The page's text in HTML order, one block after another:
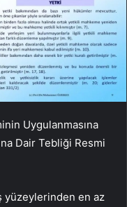
Uygulanmasına
Dair Tebliği Resmi
yüzeylerinden en az